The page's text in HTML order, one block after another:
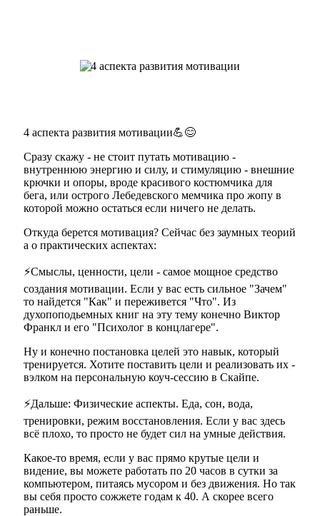
4 аспекта развития мотивации💪😊
Сразу скажу - не стоит путать мотивацию -
внутреннюю энергию и силу, и стимуляцию - внешние
крючки и опоры, вроде красивого костюмчика для
бега, или острого Лебедевского мемчика про жопу в
которой можно остаться если ничего не делать.
Откуда берется мотивация? Сейчас без заумных теорий
а о практических аспектах:
⚡Смыслы, ценности, цели - самое мощное средство
создания мотивации. Если у вас есть сильное "Зачем"
то найдется "Как" и переживется "Что". Из
духопоподьемных книг на эту тему конечно Виктор
Франкл и его "Психолог в концлагере".
Ну и конечно постановка целей это навык, который
тренируется. Хотите поставить цели и реализовать их -
вэлком на персональную коуч-сессию в Скайпе.
⚡Дальше: Физические аспекты. Еда, сон, вода,
тренировки, режим восстановления. Если у вас здесь
всё плохо, то просто не будет сил на умные действия.
Какое-то время, если у вас прямо крутые цели и
видение, вы можете работать по 20 часов в сутки за
компьютером, питаясь мусором и без движения. Но так
вы себя просто сожжете годам к 40. А скорее всего
раньше.